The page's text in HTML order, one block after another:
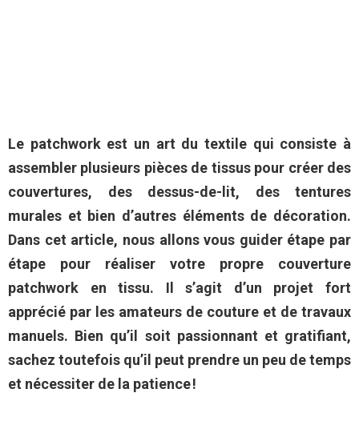
Le patchwork est un art du textile qui consiste à
assembler plusieurs pièces de tissus pour créer des
couvertures, des dessus-de-lit, des tentures
murales et bien d’autres éléments de décoration.
Dans cet article, nous allons vous guider étape par
étape pour réaliser votre propre couverture
patchwork en tissu. Il s’agit d’un projet fort
apprécié par les amateurs de couture et de travaux
manuels. Bien qu’il soit passionnant et gratifiant,
sachez toutefois qu’il peut prendre un peu de temps
et nécessiter de la patience !